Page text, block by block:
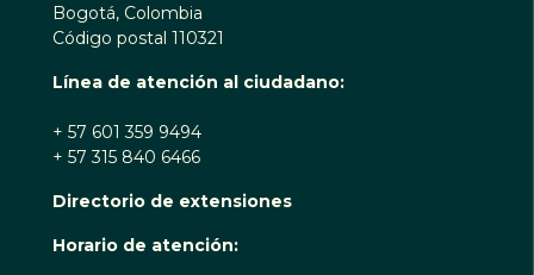
Bogotá, Colombia
Código postal 110321
Línea de atención al ciudadano:
+ 57 601 359 9494
+ 57 315 840 6466
Directorio de extensiones
Horario de atención: